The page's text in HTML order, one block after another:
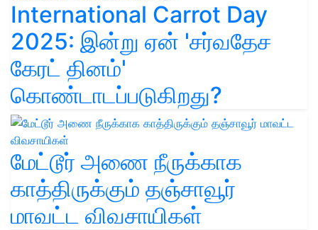
International Carrot Day
2025: இன்று ஏன் 'சர்வதேச
கேரட் தினம்'
கொண்டாடப்படுகிறது?
மேட்டூர் அணை நீருக்காக
காத்திருக்கும் தஞ்சாவூர்
மாவட்ட விவசாயிகள்